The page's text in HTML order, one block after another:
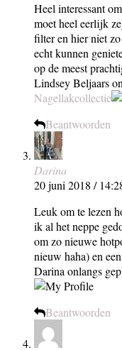
Heel interessant
moet heel eerlijk
filter en hier niet
echt kunnen
op de meest
Lindsey Beljaars
Nagellakcollectie
Beantwoorden
Darina
20 juni 2018 /
Leuk om te lezen
ik al het neppe
om zo nieuwe
nieuw haha) en
Darina onlangs
Beantwoorden